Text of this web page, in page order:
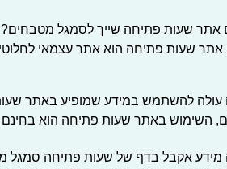
אתר שעות פתיחה שייך לסמגל מטבחים?
אתר שעות פתיחה הוא אתר עצמאי
עולה להשתמש במידע שמופיע באתר
השימוש באתר שעות פתיחה הוא בחינם
מידע אקבל בדף של שעות פתיחה סמגל